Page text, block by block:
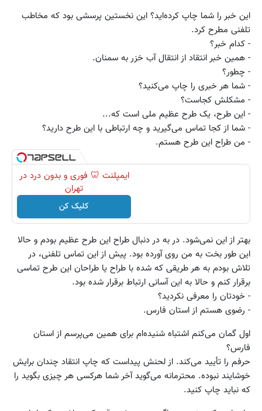
این خبر را شما چاپ کرده‌اید؟ این نخستین پرسشی بود که مخاطب
تلفنی مطرح کرد.
- کدام خبر؟
- همین خبر انتقاد از انتقال آب خزر به سمنان.
- چطور؟
- شما هر خبری را چاپ می‌کنید؟
- مشکلش کجاست؟
- این طرح، یک طرح عظیم ملی است که...
- شما از کجا تماس می‌گیرید و چه ارتباطی با این طرح دارید؟
- من طراح این طرح هستم.
ایمپلنت 🦷 فوری و بدون درد در
تهران
کلیک کن
بهتر از این نمی‌شود. در به در دنبال طراح این طرح عظیم بودم و حالا
این طور بخت به من روی آورده بود. پیش از این تماس تلفنی، در
تلاش بودم به هر طریقی که شده با طراح یا طراحان این طرح تماسی
برقرار کنم و حالا به این آسانی ارتباط برقرار شده بود.
- خودتان را معرفی نکردید؟
- رضوی هستم از استان فارس.
اول گمان می‌کنم اشتباه شنیده‌ام برای همین می‌پرسم از استان
فارس؟
حرفم را تأیید می‌کند. از لحنش پیداست که چاپ انتقاد چندان برایش
خوشایند نبوده. محترمانه می‌گوید آخر شما هرکسی هر چیزی بگوید را
که نباید چاپ کنید.